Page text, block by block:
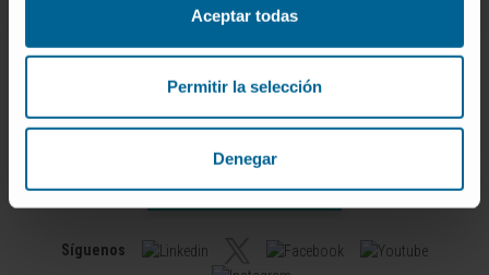
Aceptar todas
Permitir la selección
Denegar
Darse de alta en nuestro boletín
SUSCRIBIRSE
Síguenos